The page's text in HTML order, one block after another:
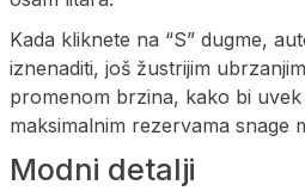
Kada kliknete na “S” dugme,
iznenaditi, još žustrijim
promenom brzina, kako bi
maksimalnim rezervama snage
Modni detalji